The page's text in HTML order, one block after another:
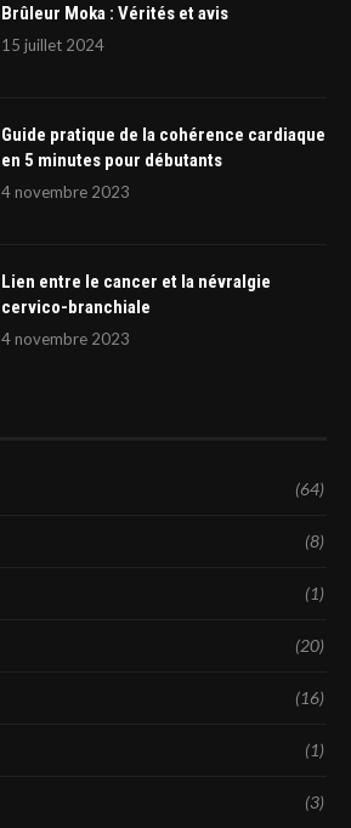
Brûleur Moka : Vérités et avis
15 juillet 2024
Guide pratique de la cohérence cardiaque
en 5 minutes pour débutants
4 novembre 2023
Lien entre le cancer et la névralgie
cervico-branchiale
4 novembre 2023
(64)
(8)
(1)
(20)
(16)
(1)
(3)